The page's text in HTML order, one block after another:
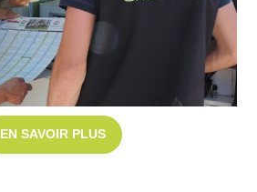
EN SAVOIR PLUS